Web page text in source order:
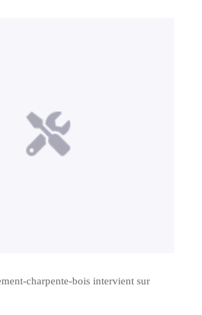
charpente-bois intervient sur